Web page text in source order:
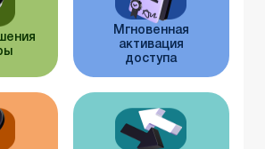
Мгновенная
активация
доступа